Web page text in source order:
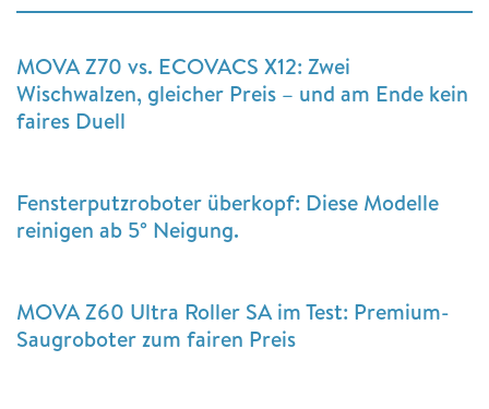
MOVA Z70 vs. ECOVACS X12: Zwei
Wischwalzen, gleicher Preis – und am Ende kein
faires Duell
Fensterputzroboter überkopf: Diese Modelle
reinigen ab 5° Neigung.
MOVA Z60 Ultra Roller SA im Test: Premium-
Saugroboter zum fairen Preis